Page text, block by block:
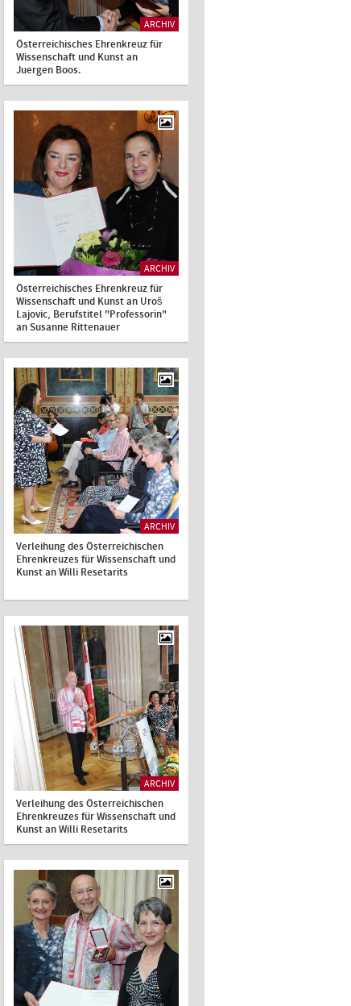
ARCHIV
Österreichisches Ehrenkreuz für
Wissenschaft und Kunst an
Juergen Boos.
ARCHIV
Österreichisches Ehrenkreuz für
Wissenschaft und Kunst an Uroš
Lajovic, Berufstitel "Professorin"
an Susanne Rittenauer
ARCHIV
Verleihung des Österreichischen
Ehrenkreuzes für Wissenschaft und
Kunst an Willi Resetarits
ARCHIV
Verleihung des Österreichischen
Ehrenkreuzes für Wissenschaft und
Kunst an Willi Resetarits